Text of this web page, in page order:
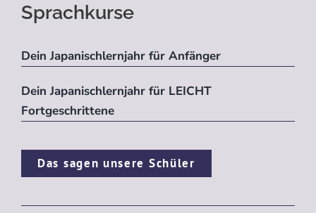
Sprachkurse
Dein Japanischlernjahr für Anfänger
Dein Japanischlernjahr für LEICHT
Fortgeschrittene
Das sagen unsere Schüler